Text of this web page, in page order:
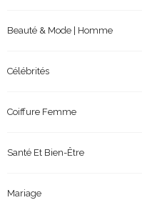
Beauté & Mode | Homme
Célébrités
Coiffure Femme
Santé Et Bien-Être
Mariage